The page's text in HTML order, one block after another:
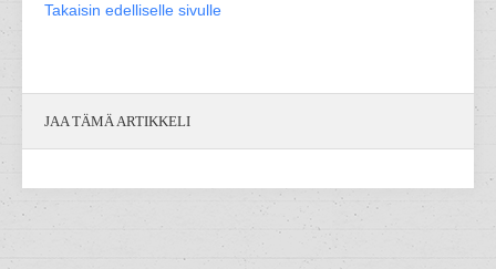
Takaisin edelliselle sivulle
JAA TÄMÄ ARTIKKELI